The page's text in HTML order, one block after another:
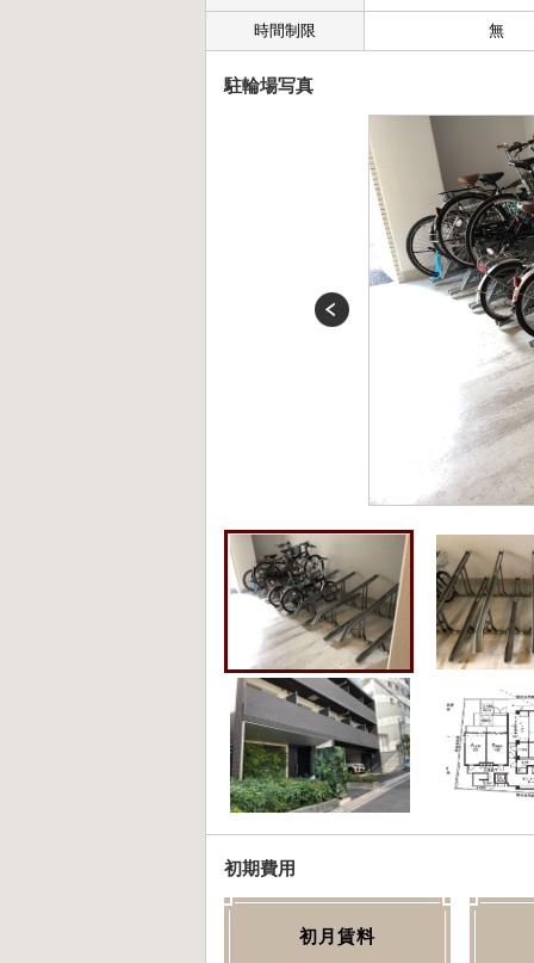
時間制限 無
駐輪場写真
初期費用
初月賃料